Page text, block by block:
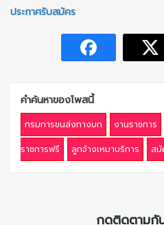
ประกาศรับสมัคร
คำค้นหาของโพสนี้
กรมการขนส่งทางบก งานราชการ
ราชการฟรี
ลูกจ้างเหมาบริการ สมั
กดติดตามกั